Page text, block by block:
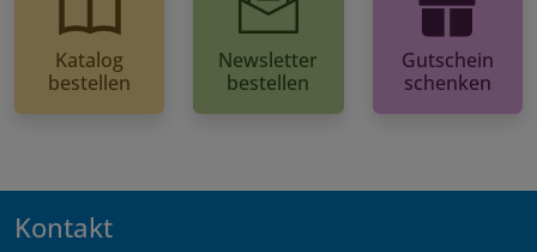
Katalog
bestellen
Newsletter
bestellen
Gutschein
schenken
Kontakt